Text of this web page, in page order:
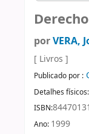
porVERA,
[ Livros ]
Publicado por :
Detalhes físicos:
ISBN:
Ano: 1999